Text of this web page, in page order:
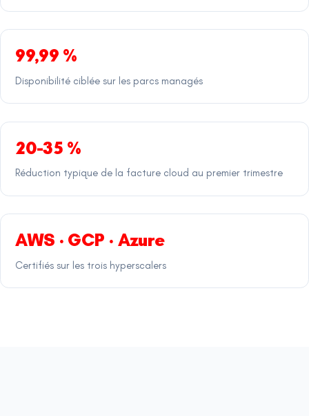
99,99 %
Disponibilité ciblée sur les parcs managés
20-35 %
Réduction typique de la facture cloud au premier trimestre
AWS · GCP · Azure
Certifiés sur les trois hyperscalers